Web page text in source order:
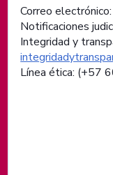
Correo
Notificaciones
Integridad y
Línea ética: (+57
Logos